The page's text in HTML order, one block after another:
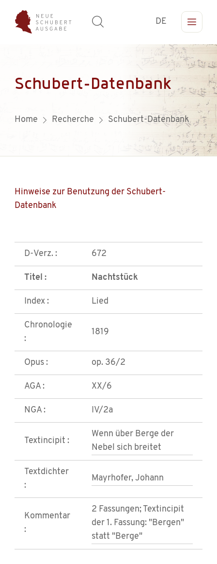
DE
Schubert-Datenbank
Home Recherche Schubert-Datenbank
Hinweise zur Benutzung der Schubert-
Datenbank
D-Verz. : 672
Titel : Nachtstück
Index : Lied
Chronologie
:
1819
Opus : op. 36/2
AGA : XX/6
NGA : IV/2a
Textincipit :
Wenn über Berge der
Nebel sich breitet
Textdichter
:
Mayrhofer, Johann
Kommentar
:
2 Fassungen; Textincipit
der 1. Fassung: "Bergen"
statt "Berge"